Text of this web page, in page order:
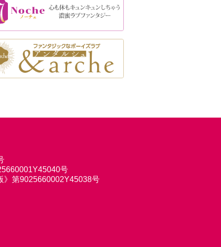
号
第9025660002Y45038号